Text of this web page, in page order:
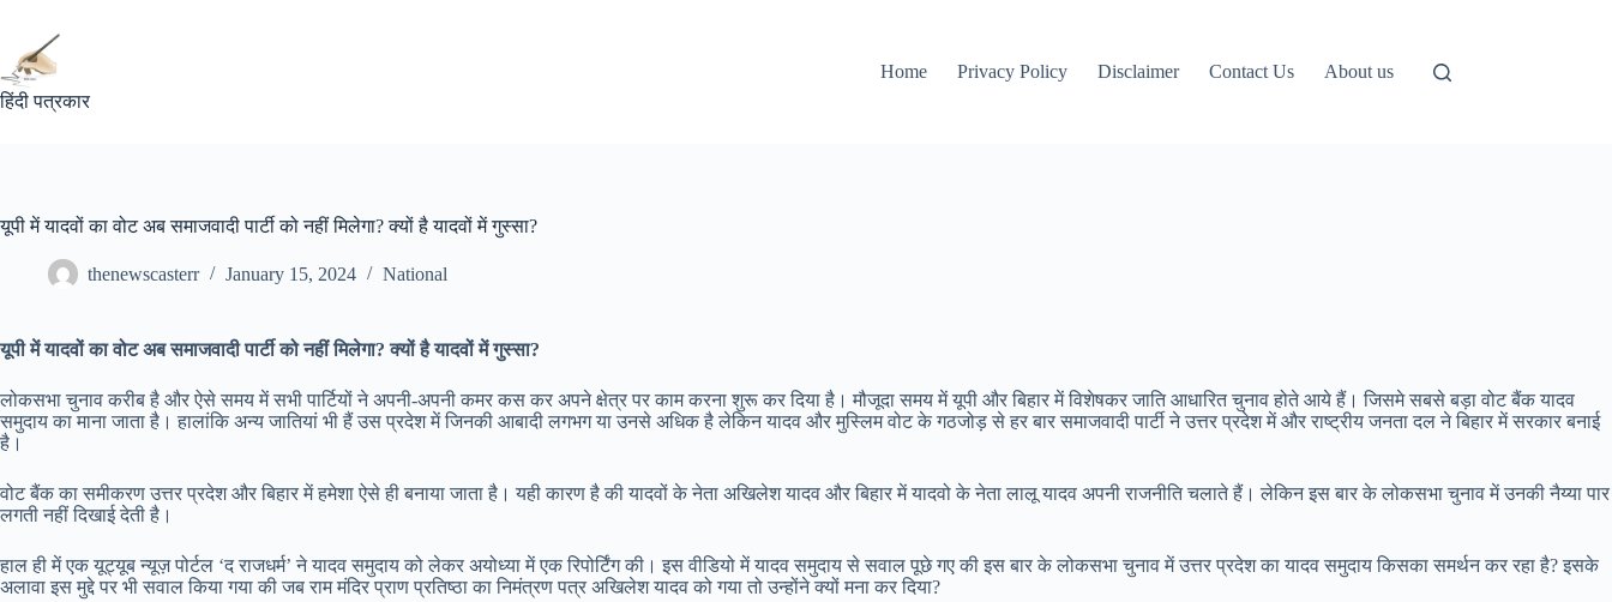
content
हिंदी पत्रकार
Home Privacy Policy Disclaimer Contact Us About us
यूपी में यादवों का वोट अब समाजवादी पार्टी को नहीं मिलेगा? क्यों है यादवों में गुस्सा?
thenewscasterr January 15, 2024 National
यूपी में यादवों का वोट अब समाजवादी पार्टी को नहीं मिलेगा? क्यों है यादवों में गुस्सा?
लोकसभा चुनाव करीब है और ऐसे समय में सभी पार्टियों ने अपनी-अपनी कमर कस कर अपने क्षेत्र पर काम करना शुरू कर दिया है। मौजूदा समय में यूपी और बिहार में विशेषकर जाति आधारित चुनाव होते आये हैं। जिसमे सबसे बड़ा वोट बैंक यादव
समुदाय का माना जाता है। हालांकि अन्य जातियां भी हैं उस प्रदेश में जिनकी आबादी लगभग या उनसे अधिक है लेकिन यादव और मुस्लिम वोट के गठजोड़ से हर बार समाजवादी पार्टी ने उत्तर प्रदेश में और राष्ट्रीय जनता दल ने बिहार में सरकार बनाई
है।
वोट बैंक का समीकरण उत्तर प्रदेश और बिहार में हमेशा ऐसे ही बनाया जाता है। यही कारण है की यादवों के नेता अखिलेश यादव और बिहार में यादवो के नेता लालू यादव अपनी राजनीति चलाते हैं। लेकिन इस बार के लोकसभा चुनाव में उनकी नैय्या पार
लगती नहीं दिखाई देती है।
हाल ही में एक यूट्यूब न्यूज़ पोर्टल ‘द राजधर्म’ ने यादव समुदाय को लेकर अयोध्या में एक रिपोर्टिंग की। इस वीडियो में यादव समुदाय से सवाल पूछे गए की इस बार के लोकसभा चुनाव में उत्तर प्रदेश का यादव समुदाय किसका समर्थन कर रहा है? इसके
अलावा इस मुद्दे पर भी सवाल किया गया की जब राम मंदिर प्राण प्रतिष्ठा का निमंत्रण पत्र अखिलेश यादव को गया तो उन्होंने क्यों मना कर दिया?